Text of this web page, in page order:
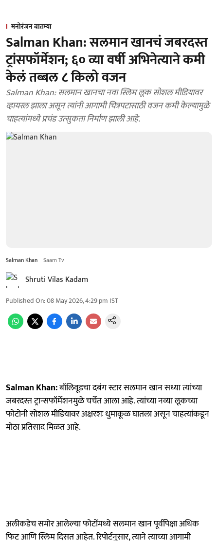
मनोरंजन बातम्या
Salman Khan: सलमान खानचं जबरदस्त
ट्रांसफॉर्मेशन; ६० व्या वर्षी अभिनेत्याने कमी
केलं तब्बल ८ किलो वजन
Salman Khan: सलमान खानचा नवा स्लिम लूक सोशल मीडियावर
व्हायरल झाला असून त्यांनी आगामी चित्रपटासाठी वजन कमी केल्यामुळे
चाहत्यांमध्ये प्रचंड उत्सुकता निर्माण झाली आहे.
Salman Khan Saam Tv
Shruti Vilas Kadam
Published On:08 May 2026, 4:29 pm IST
Salman Khan:बॉलिवूडचा दबंग स्टार सलमान खान सध्या त्यांच्या
जबरदस्त ट्रान्सफॉर्मेशनमुळे चर्चेत आला आहे. त्यांच्या नव्या लूकच्या
फोटोनी सोशल मीडियावर अक्षरशः धुमाकूळ घातला असून चाहत्यांकडून
मोठा प्रतिसाद मिळत आहे.
अलीकडेच समोर आलेल्या फोटोंमध्ये सलमान खान पूर्वीपेक्षा अधिक
फिट आणि स्लिम दिसत आहेत. रिपोर्टनुसार, त्याने त्याच्या आगामी